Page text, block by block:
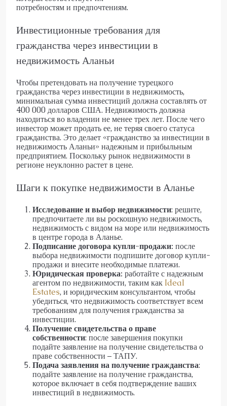
потребностям и предпочтениям.
Инвестиционные требования для
гражданства через инвестиции в
недвижимость Аланьи
Чтобы претендовать на получение турецкого
гражданства через инвестиции в недвижимость,
минимальная сумма инвестиций должна составлять от
400 000 долларов США. Недвижимость должна
находиться во владении не менее трех лет. После чего
инвестор может продать ее, не теряя своего статуса
гражданства. Это делает «гражданство за инвестиции в
недвижимость Аланьи» надежным и прибыльным
предприятием. Поскольку рынок недвижимости в
регионе неуклонно растет в цене.
Шаги к покупке недвижимости в Аланье
Исследование и выбор недвижимости: решите,
предпочитаете ли вы роскошную недвижимость,
недвижимость с видом на море или недвижимость
в центре города в Аланье.
Подписание договора купли-продажи: после
выбора недвижимости подпишите договор купли-
продажи и внесите необходимые платежи.
Юридическая проверка: работайте с надежным
агентом по недвижимости, таким как Ideal
Estates, и юридическим консультантом, чтобы
убедиться, что недвижимость соответствует всем
требованиям для получения гражданства за
инвестиции.
Получение свидетельства о праве
собственности: после завершения покупки
подайте заявление на получение свидетельства о
праве собственности – ТАПУ.
Подача заявления на получение гражданства:
подайте заявление на получение гражданства,
которое включает в себя подтверждение ваших
инвестиций в недвижимость.